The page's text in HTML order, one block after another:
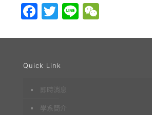
Facebook
Twitter
LineWeChat
Quick Link
即時消息
學系簡介